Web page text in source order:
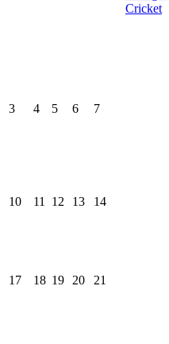
Cricket
3 4 5 6 7
10 11 12 13 14
17 18 19 20 21